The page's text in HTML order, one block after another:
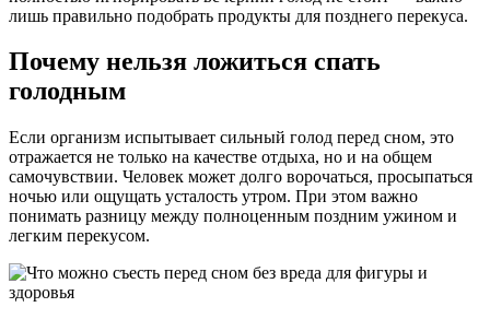
лишь правильно подобрать продукты для позднего перекуса.
Почему нельзя ложиться спать
голодным
Если организм испытывает сильный голод перед сном, это
отражается не только на качестве отдыха, но и на общем
самочувствии. Человек может долго ворочаться, просыпаться
ночью или ощущать усталость утром. При этом важно
понимать разницу между полноценным поздним ужином и
легким перекусом.